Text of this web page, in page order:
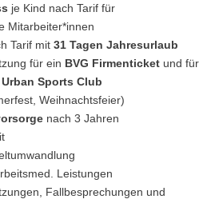
je Kind nach Tarif für
Mitarbeiter*innen
Tarif mit 31 Tagen Jahresurlaub
für ein BVG Firmenticket und für
Urban Sports Club
Weihnachtsfeier)
nach 3 Jahren
Leistungen
Fallbesprechungen und